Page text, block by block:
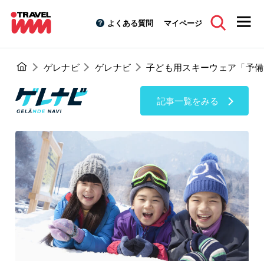
よくある質問 マイページ
ゲレナビ ゲレナビ 子ども用スキーウェア「予
記事一覧をみる